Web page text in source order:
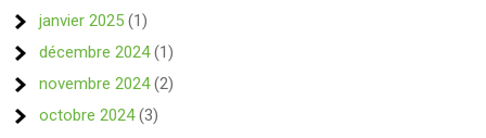
janvier 2025 (1)
décembre 2024(1)
novembre 2024(2)
octobre 2024(3)